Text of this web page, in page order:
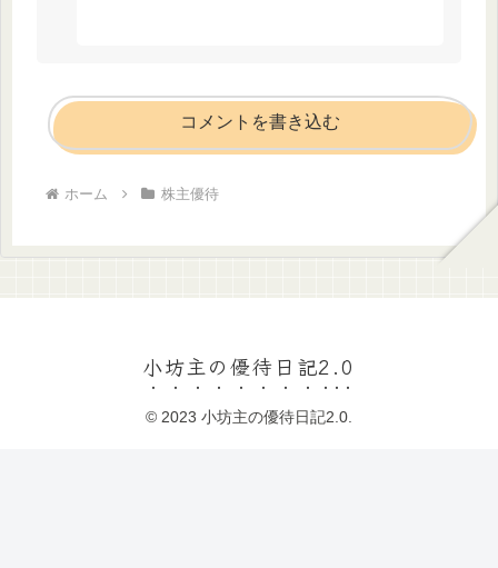
コメントを書き込む
ホーム 株主優待
小坊主の優待日記2.0
© 2023 小坊主の優待日記2.0.